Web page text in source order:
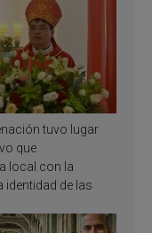
tuvo lugar
que
local con la
identidad de las